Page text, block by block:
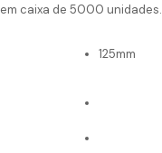
caixa de 5000 unidades.
125mm